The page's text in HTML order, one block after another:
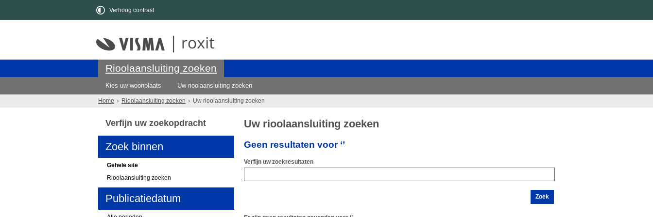
Verhoog contrast
Rioolaansluiting zoeken
Kies uw woonplaats Uw rioolaansluiting zoeken
Home Rioolaansluiting zoeken Uw rioolaansluiting zoeken
Uw rioolaansluiting zoeken
Geen resultaten voor ‘’
Verfijn uw zoekresultaten
Verfijn uw zoekopdracht
Zoek binnen
Gehele site
Rioolaansluiting zoeken
Publicatiedatum